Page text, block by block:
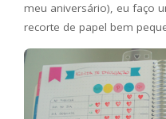
meu aniversário), eu faço
recorte de papel bem